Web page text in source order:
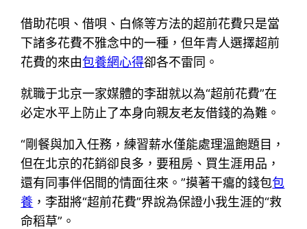
借助花唄、借唄、白條等方法的超前花費只是當
下諸多花費不雅念中的一種，但年青人選擇超前
花費的來由包養網心得卻各不雷同。
就職于北京一家媒體的李甜就以為“超前花費”在
必定水平上防止了本身向親友老友借錢的為難。
“剛餐與加入任務，練習薪水僅能處理溫飽題目，
但在北京的花銷卻良多，要租房、買生涯用品，
還有同事伴侶間的情面往來。”摸著干癟的錢包包
養 ，李甜將“超前花費”界說為保證小我生涯的“救
命稻草”。